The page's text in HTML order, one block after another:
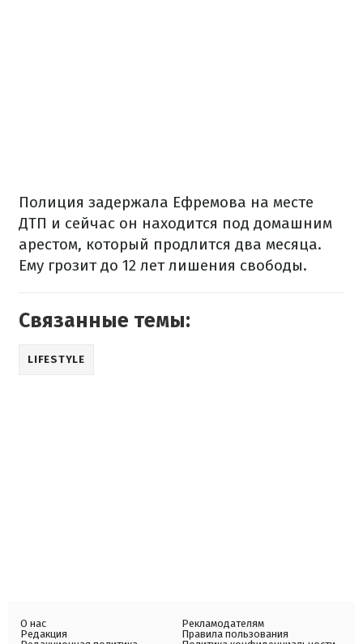
Полиция задержала Ефремова на месте
ДТП и сейчас он находится под домашним
арестом, который продлится два месяца.
Ему грозит до 12 лет лишения свободы.
Связанные темы:
LIFESTYLE
О нас
Редакция
Рекламодателям
Правила пользования